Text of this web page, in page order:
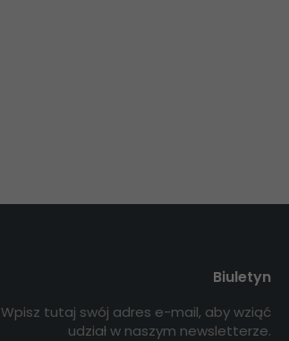
Biuletyn
Wpisz tutaj swój adres e-mail, aby wziąć
udział w naszym newsletterze.